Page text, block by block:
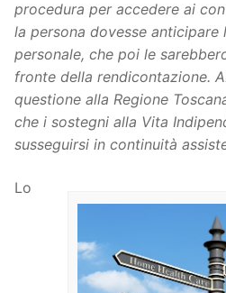
procedura per accedere ai
la persona dovesse anticipare
personale, che poi le
fronte della rendicontazione.
questione alla Regione
che i sostegni alla Vita
susseguirsi in continuità
Lo